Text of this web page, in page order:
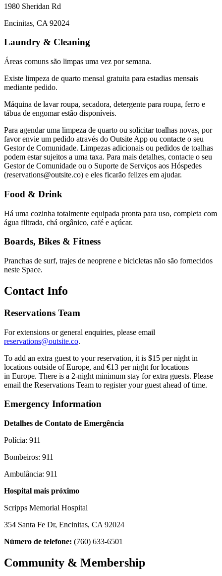
1980 Sheridan Rd
Encinitas, CA 92024
Laundry & Cleaning
Áreas comuns são limpas uma vez por semana.
Existe limpeza de quarto mensal gratuita para estadias mensais
mediante pedido.
Máquina de lavar roupa, secadora, detergente para roupa, ferro e
tábua de engomar estão disponíveis.
Para agendar uma limpeza de quarto ou solicitar toalhas novas, por
favor envie um pedido através do Outsite App ou contacte o seu
Gestor de Comunidade. Limpezas adicionais ou pedidos de toalhas
podem estar sujeitos a uma taxa. Para mais detalhes, contacte o seu
Gestor de Comunidade ou o Suporte de Serviços aos Hóspedes
(reservations@outsite.co) e eles ficarão felizes em ajudar.
Food & Drink
Há uma cozinha totalmente equipada pronta para uso, completa com
água filtrada, chá orgânico, café e açúcar.
Boards, Bikes & Fitness
Pranchas de surf, trajes de neoprene e bicicletas não são fornecidos
neste Space.
Contact Info
Reservations Team
For extensions or general enquiries, please email
reservations@outsite.co.
To add an extra guest to your reservation, it is $15 per night in
locations outside of Europe, and €13 per night for locations
in Europe. There is a 2-night minimum stay for extra guests. Please
email the Reservations Team to register your guest ahead of time.
Emergency Information
Detalhes de Contato de Emergência
Polícia: 911
Bombeiros: 911
Ambulância: 911
Hospital mais próximo
Scripps Memorial Hospital
354 Santa Fe Dr, Encinitas, CA 92024
Número de telefone: (760) 633-6501
Community & Membership